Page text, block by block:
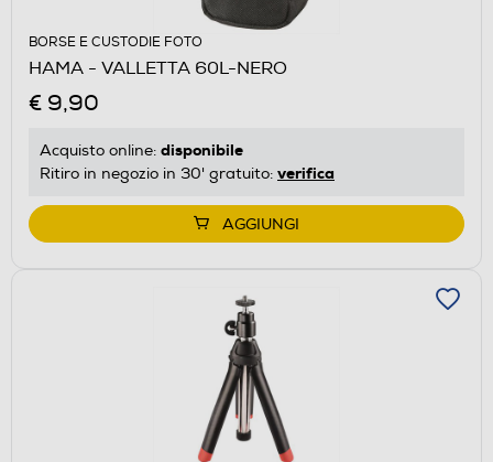
BORSE E CUSTODIE FOTO
HAMA - VALLETTA 60L-NERO
€ 9,90
Acquisto online: disponibile
Ritiro in negozio in 30' gratuito: verifica
AGGIUNGI